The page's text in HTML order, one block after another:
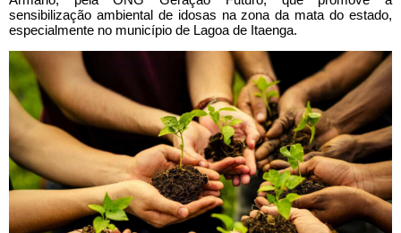
sensibilização ambiental de idosas na zona da mata do estado,
especialmente no município de Lagoa de Itaenga.